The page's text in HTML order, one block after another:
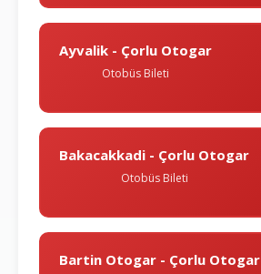
Ayvalik - Çorlu Otogar
Otobüs Bileti
Bakacakkadi - Çorlu Otogar
Otobüs Bileti
Bartin Otogar - Çorlu Otogar